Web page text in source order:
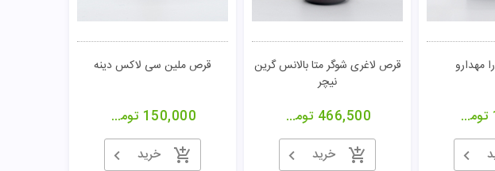
مهدارو
تومان
قرص لاغری شوگر متا بالانس گرین
نیچر
466,500 تومان
خرید
قرص ملین سی لاکس دینه
150,000 تومان
خرید